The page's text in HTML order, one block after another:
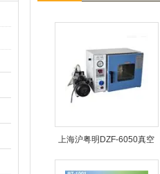
上海沪粤明DZF-6050真空
干燥箱